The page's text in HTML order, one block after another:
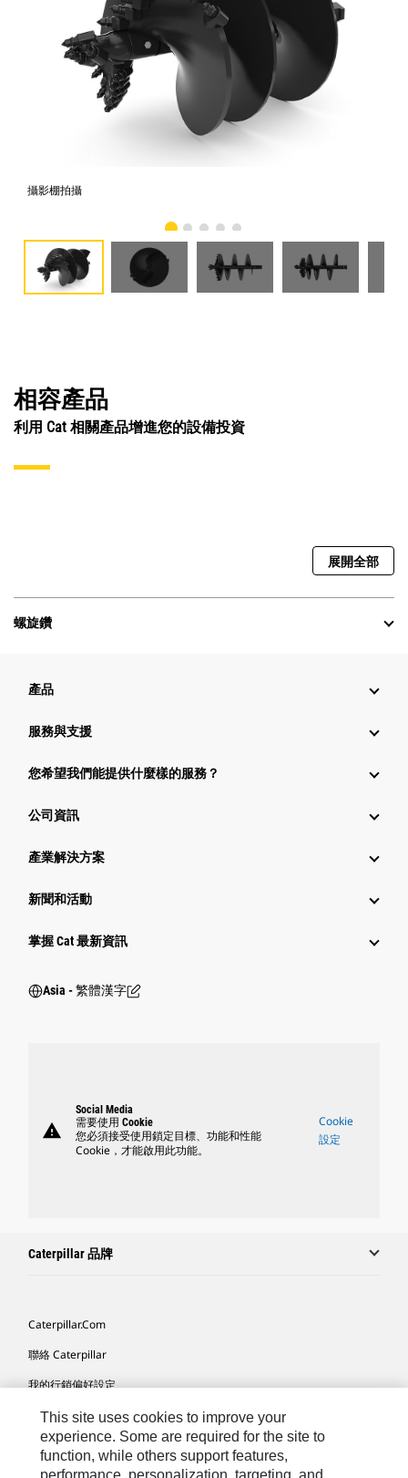
攝影棚拍攝
相容產品
利用 Cat 相關產品增進您的設備投資
展開全部
螺旋鑽
產品
服務與支援
您希望我們能提供什麼樣的服務？
公司資訊
產業解決方案
新聞和活動
掌握 Cat 最新資訊
Asia - 繁體漢字
warning
Social Media
需要使用 Cookie
您必須接受使用鎖定目標、功能和性能
Cookie，才能啟用此功能。
Cookie
設定
Caterpillar 品牌
Caterpillar.com
聯絡 Caterpillar
我的行銷偏好設定
網站地圖
Cookie Settings
法律
This site uses cookies to improve your
experience. Some are required for the site to
function, while others support features,
performance, personalization, targeting, and